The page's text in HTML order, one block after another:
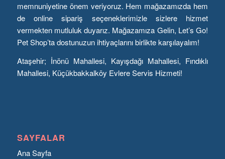
memnuniyetine önem veriyoruz. Hem mağazamızda hem
de online sipariş seçeneklerimizle sizlere hizmet
vermekten mutluluk duyarız. Mağazamıza Gelin, Let’s Go!
Pet Shop’ta dostunuzun ihtiyaçlarını birlikte karşılayalım!
Ataşehir; İnönü Mahallesi, Kayışdağı Mahallesi, Fındıklı
Mahallesi, Küçükbakkalköy Evlere Servis Hizmeti!
SAYFALAR
Ana Sayfa